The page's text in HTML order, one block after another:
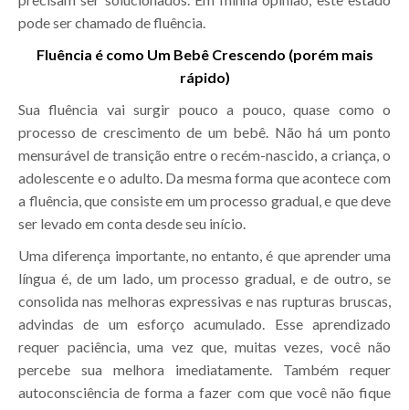
pode ser chamado de fluência.
Fluência é como Um Bebê Crescendo (porém mais
rápido)
Sua fluência vai surgir pouco a pouco, quase como o
processo de crescimento de um bebê. Não há um ponto
mensurável de transição entre o recém-nascido, a criança, o
adolescente e o adulto. Da mesma forma que acontece com
a fluência, que consiste em um processo gradual, e que deve
ser levado em conta desde seu início.
Uma diferença importante, no entanto, é que aprender uma
língua é, de um lado, um processo gradual, e de outro, se
consolida nas melhoras expressivas e nas rupturas bruscas,
advindas de um esforço acumulado. Esse aprendizado
requer paciência, uma vez que, muitas vezes, você não
percebe sua melhora imediatamente. Também requer
autoconsciência de forma a fazer com que você não fique